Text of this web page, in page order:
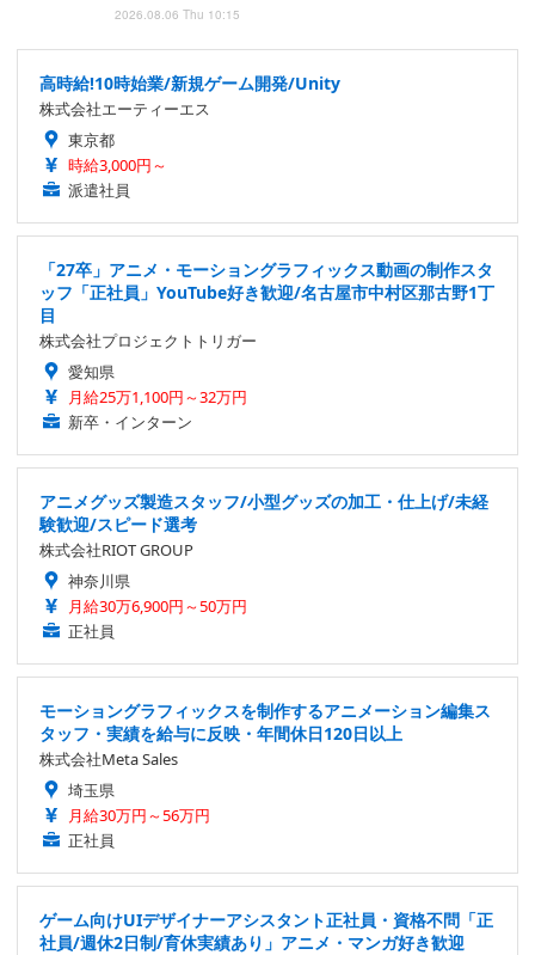
2026.08.06 Thu 10:15
高時給!10時始業/新規ゲーム開発/Unity
株式会社エーティーエス
東京都
時給3,000円～
派遣社員
「27卒」アニメ・モーショングラフィックス動画の制作スタ
ッフ「正社員」YouTube好き歓迎/名古屋市中村区那古野1丁
目
株式会社プロジェクトトリガー
愛知県
月給25万1,100円～32万円
新卒・インターン
アニメグッズ製造スタッフ/小型グッズの加工・仕上げ/未経
験歓迎/スピード選考
株式会社RIOT GROUP
神奈川県
月給30万6,900円～50万円
正社員
モーショングラフィックスを制作するアニメーション編集ス
タッフ・実績を給与に反映・年間休日120日以上
株式会社Meta Sales
埼玉県
月給30万円～56万円
正社員
ゲーム向けUIデザイナーアシスタント正社員・資格不問「正
社員/週休2日制/育休実績あり」アニメ・マンガ好き歓迎